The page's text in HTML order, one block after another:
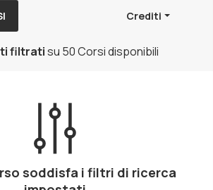
Crediti
filtratisu 50 Corsi disponibili
soddisfa i filtri di ricerca